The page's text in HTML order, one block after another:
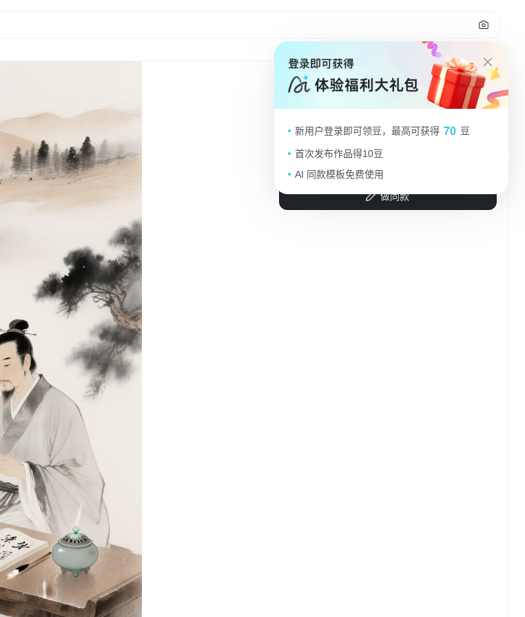
书，山水环绕，意境深远。
1q04s2b8xk-...
做同款
新用户登录即可领豆，最高可获得 70 豆
首次发布作品得10豆
AI 同款模板免费使用